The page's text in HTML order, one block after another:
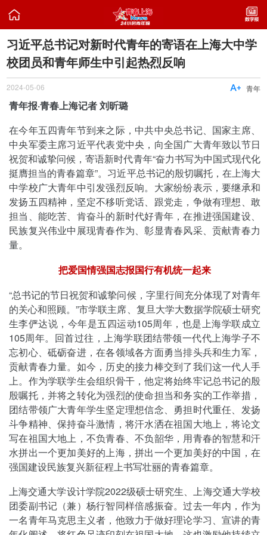

习近平总书记对新时代青年的寄语在上海大中学
校团员和青年师生中引起热烈反响
2024-05-06 青年

青年报·青春上海记者 刘昕璐
在今年五四青年节到来之际，中共中央总书记、国家主席、
中央军委主席习近平代表党中央，向全国广大青年致以节日
祝贺和诚挚问候，寄语新时代青年“奋力书写为中国式现代化
挺膺担当的青春篇章”。习近平总书记的殷切嘱托，在上海大
中学校广大青年中引发强烈反响。大家纷纷表示，要继承和
发扬五四精神，坚定不移听党话、跟党走，争做有理想、敢
担当、能吃苦、肯奋斗的新时代好青年，在推进强国建设、
民族复兴伟业中展现青春作为、彰显青春风采、贡献青春力
量。
把爱国情强国志报国行有机统一起来
“总书记的节日祝贺和诚挚问候，字里行间充分体现了对青年
的关心和照顾。”市学联主席、复旦大学大数据学院硕士研究
生李俨达说，今年是五四运动105周年，也是上海学联成立
105周年。回首过往，上海学联团结带领一代代上海学子不
忘初心、砥砺奋进，在各领域各方面勇当排头兵和生力军，
贡献青春力量。如今，历史的接力棒交到了我们这一代人手
上。作为学联学生会组织骨干，他定将始终牢记总书记的殷
殷嘱托，并将之转化为强烈的使命担当和务实的工作举措，
团结带领广大青年学生坚定理想信念、勇担时代重任、发扬
斗争精神、保持奋斗激情，将汗水洒在祖国大地上，将论文
写在祖国大地上，不负青春、不负韶华，用青春的智慧和汗
水拼出一个更加美好的上海，拼出一个更加美好的中国，在
强国建设民族复兴新征程上书写壮丽的青春篇章。
上海交通大学设计学院2022级硕士研究生、上海交通大学校
团委副书记（兼）杨行智同样倍感振奋。过去一年内，作为
一名青年马克思主义者，他致力于做好理论学习、宣讲的青